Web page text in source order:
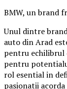
BMW, un brand
Unul dintre
auto din Arad
pentru echilibrul
pentru
rol esential in
pasionatii